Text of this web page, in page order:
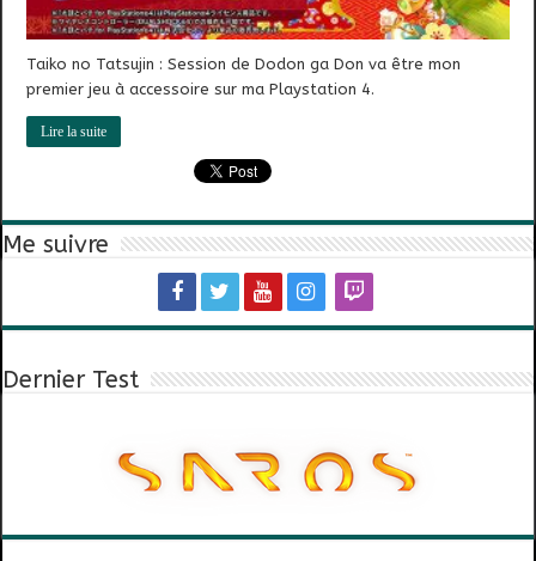
Taiko no Tatsujin : Session de Dodon ga Don va être mon
premier jeu à accessoire sur ma Playstation 4.
Lire la suite
Me suivre
Dernier Test